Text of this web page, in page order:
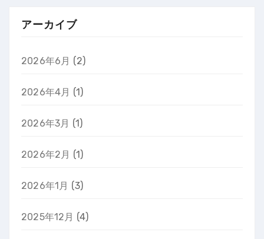
アーカイブ
2026年6月 (2)
2026年4月 (1)
2026年3月 (1)
2026年2月 (1)
2026年1月 (3)
2025年12月 (4)